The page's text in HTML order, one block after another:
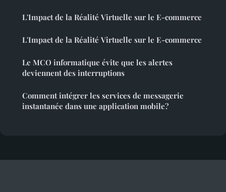
L'Impact de la Réalité Virtuelle sur le E-commerce
L'Impact de la Réalité Virtuelle sur le E-commerce
Le MCO informatique évite que les alertes
deviennent des interruptions
Comment intégrer les services de messagerie
instantanée dans une application mobile?